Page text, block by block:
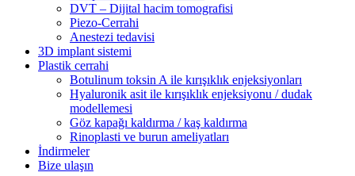
DVT – Dijital hacim tomografisi
Piezo-Cerrahi
Anestezi tedavisi
3D implant sistemi
Plastik cerrahi
Botulinum toksin A ile kırışıklık enjeksiyonları
Hyaluronik asit ile kırışıklık enjeksiyonu / dudak
modellemesi
Göz kapağı kaldırma / kaş kaldırma
Rinoplasti ve burun ameliyatları
İndirmeler
Bize ulaşın